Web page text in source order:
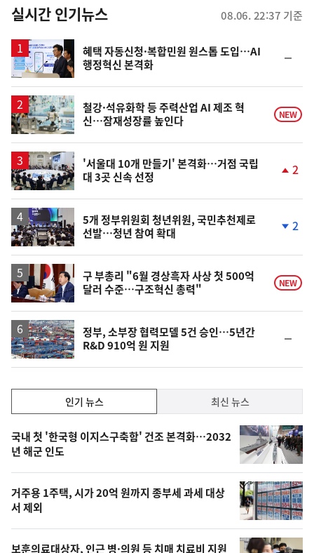
뉴
스
실시간 인기뉴스 08.06. 22:37 기준
혜택 자동신청·복합민원 원스톱 도입…AI
행정혁신 본격화
일
철강·석유화학 등 주력산업 AI 제조 혁
신…잠재성장률 높인다
NEW
'서울대 10개 만들기' 본격화…거점 국립
대 3곳 신속 선정
2
5개 정부위원회 청년위원, 국민추천제로
선발…청년 참여 확대
락
2
구 부총리 "6월 경상흑자 사상 첫 500억
달러 수준…구조혁신 총력"
NEW
정부, 소부장 협력모델 5건 승인…5년간
R&D 910억 원 지원
일
기,
최
신,
오
늘
의
영
인기 뉴스 최신 뉴스
기
뉴
스
국내 첫 '한국형 이지스구축함' 건조 본격화…2032
년 해군 인도
거주용 1주택, 시가 20억 원까지 종부세 과세 대상
서 제외
보훈의료대상자, 인근 병·의원 등 치매 치료비 지원